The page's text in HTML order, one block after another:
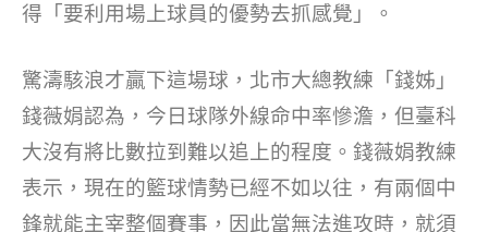
得「要利用場上球員的優勢去抓感覺」。
驚濤駭浪才贏下這場球，北市大總教練「錢姊」
錢薇娟認為，今日球隊外線命中率慘澹，但臺科
大沒有將比數拉到難以追上的程度。錢薇娟教練
表示，現在的籃球情勢已經不如以往，有兩個中
鋒就能主宰整個賽事，因此當無法進攻時，就須